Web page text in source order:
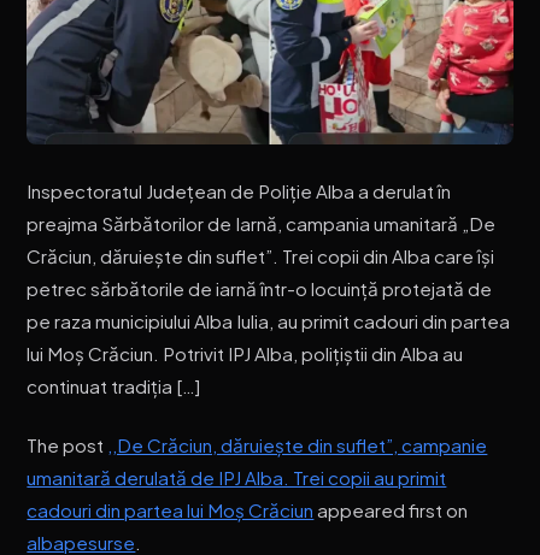
Inspectoratul Județean de Poliție Alba a derulat în
preajma Sărbătorilor de Iarnă, campania umanitară „De
Crăciun, dăruiește din suflet”. Trei copii din Alba care își
petrec sărbătorile de iarnă într-o locuință protejată de
pe raza municipiului Alba Iulia, au primit cadouri din partea
lui Moș Crăciun. Potrivit IPJ Alba, polițiștii din Alba au
continuat tradiția […]
The post
,,De Crăciun, dăruiește din suflet”, campanie
umanitară derulată de IPJ Alba. Trei copii au primit
cadouri din partea lui Moș Crăciun appeared first on
albapesurse